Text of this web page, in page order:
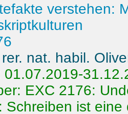
verstehen:
nat. habil.
01.07.2019-
EXC 2176:
Schreiben ist